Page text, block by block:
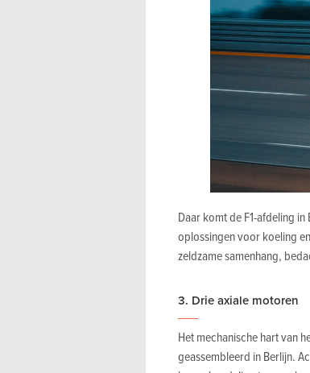
Daar komt de F1-afdeling
oplossingen voor koeling
zeldzame samenhang,
3. Drie axiale motoren
Het mechanische hart van
geassembleerd in Berlijn.